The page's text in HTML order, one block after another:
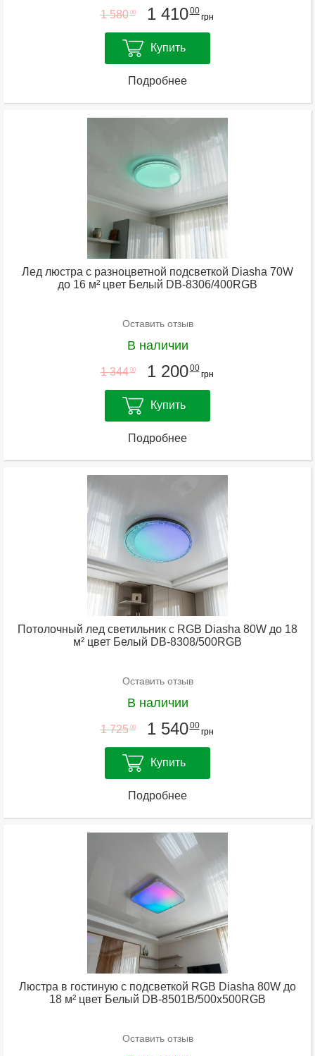
1 580 00 1 41000
грн
Купить
Подробнее
Лед люстра с разноцветной подсветкой Diasha 70W
до 16 м² цвет Белый DB-8306/400RGB
Оставить отзыв
В наличии
1 344 00 1 20000
грн
Купить
Подробнее
Потолочный лед светильник с RGB Diasha 80W до 18
м² цвет Белый DB-8308/500RGB
Оставить отзыв
В наличии
1 725 00 1 54000
грн
Купить
Подробнее
Люстра в гостиную с подсветкой RGB Diasha 80W до
18 м² цвет Белый DB-8501B/500x500RGB
Оставить отзыв